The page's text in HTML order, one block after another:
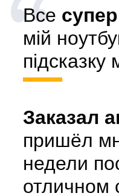
Все
мій
Заказал
пришёл
недели
отличном